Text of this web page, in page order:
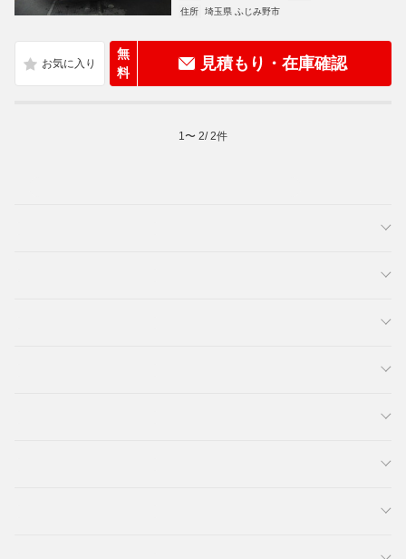
住所
埼玉県 ふじみ野市
無
料
見積もり・在庫確認
1 〜 2/2件